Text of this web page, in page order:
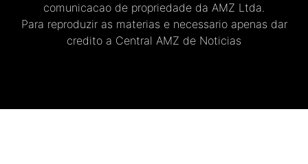
comunicacao de propriedade da AMZ Ltda.
Para reproduzir as materias e necessario apenas dar
credito a Central AMZ de Noticias